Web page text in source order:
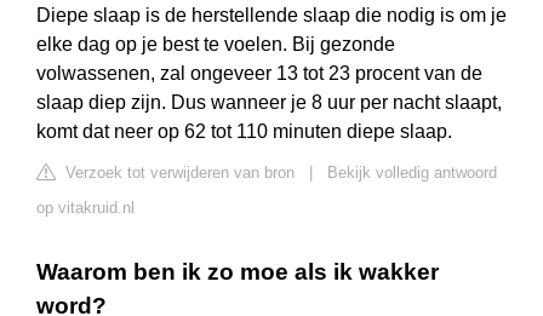
Diepe slaap is de herstellende slaap die nodig is om je
elke dag op je best te voelen. Bij gezonde
volwassenen, zal ongeveer 13 tot 23 procent van de
slaap diep zijn. Dus wanneer je 8 uur per nacht slaapt,
komt dat neer op 62 tot 110 minuten diepe slaap.
Verzoek tot verwijderen van bron
Bekijk volledig antwoord
op vitakruid.nl
Waarom ben ik zo moe als ik wakker
word?